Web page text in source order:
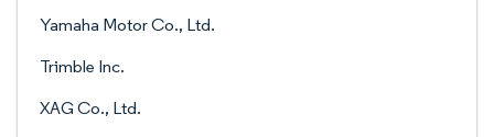
Yamaha Motor Co., Ltd.
Trimble Inc.
XAG Co., Ltd.